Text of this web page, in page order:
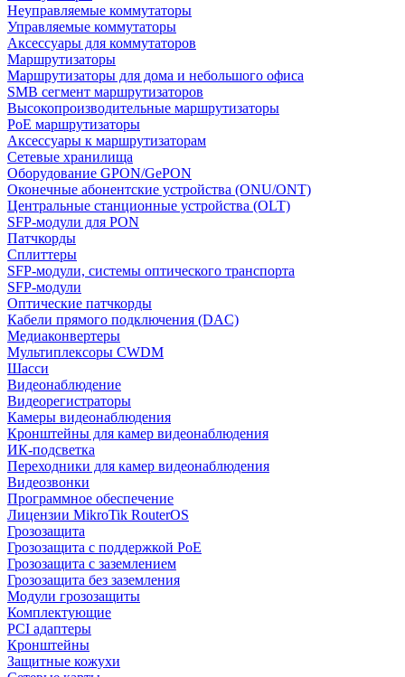
Неуправляемые коммутаторы
Управляемые коммутаторы
Аксессуары для коммутаторов
Маршрутизаторы
Маршрутизаторы для дома и небольшого офиса
SMB сегмент маршрутизаторов
Высокопроизводительные маршрутизаторы
PoE маршрутизаторы
Аксессуары к маршрутизаторам
Сетевые хранилища
Оборудование GPON/GePON
Оконечные абонентские устройства (ONU/ONT)
Центральные станционные устройства (OLT)
SFP-модули для PON
Патчкорды
Сплиттеры
SFP-модули, системы оптического транспорта
SFP-модули
Оптические патчкорды
Кабели прямого подключения (DAC)
Медиаконвертеры
Мультиплексоры CWDM
Шасси
Видеонаблюдение
Видеорегистраторы
Камеры видеонаблюдения
Кронштейны для камер видеонаблюдения
ИК-подсветка
Переходники для камер видеонаблюдения
Видеозвонки
Программное обеспечение
Лицензии MikroTik RouterOS
Грозозащита
Грозозащита с поддержкой PoE
Грозозащита с заземлением
Грозозащита без заземления
Модули грозозащиты
Комплектующие
PCI адаптеры
Кронштейны
Защитные кожухи